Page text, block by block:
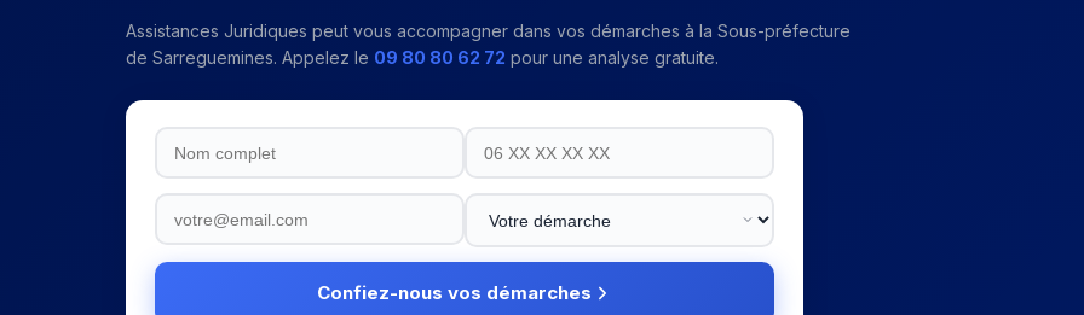
Assistances Juridiques peut vous accompagner dans vos démarches à la Sous-préfecture
de Sarreguemines. Appelez le 09 80 80 62 72 pour une analyse gratuite.
Confiez-nous vos démarches